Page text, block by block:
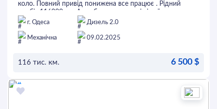
коло. Повний привід понижена все працює . Рідний
пробіг 116000 км. Авто без вкладень сів і поїхав .
г. Одеса Дизель 2.0
Механічна 09.02.2025
116 тис. км. 6 500 $
ОСТАВИТЬ ЗАЯВКУ